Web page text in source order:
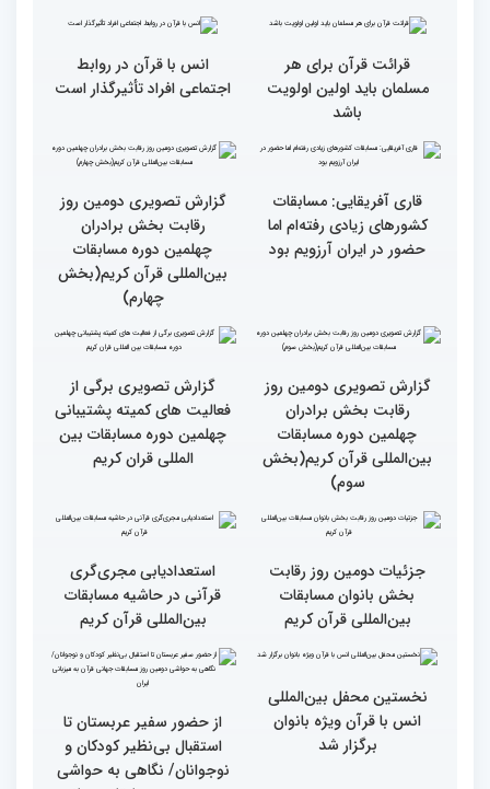
کسب موفقیت‌های متعدد
انس با قرآن است
انس با قرآن چراغ راه
رسیدن به سرمنزل مقصود
است
قرائت قرآن برای هر
مسلمان باید اولین اولویت
باشد
انس با قرآن در روابط
اجتماعی افراد تأثیرگذار است
حضور در ایران آرزویم بود
گزارش تصویری دومین روز
رقابت بخش برادران
چهلمین دوره مسابقات
بین‌المللی قرآن کریم(بخش
چهارم)
گزارش تصویری دومین روز
رقابت بخش برادران
چهلمین دوره مسابقات
بین‌المللی قرآن کریم(بخش
سوم)
گزارش تصویری برگی از
چهلمین دوره مسابقات بین
المللی قران کریم
جزئیات دومین روز رقابت
بین‌المللی قرآن کریم
استعدادیابی مجری‌گری
قرآنی در حاشیه مسابقات